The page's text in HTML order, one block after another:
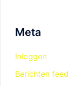
Meta
Inloggen
Berichten feed